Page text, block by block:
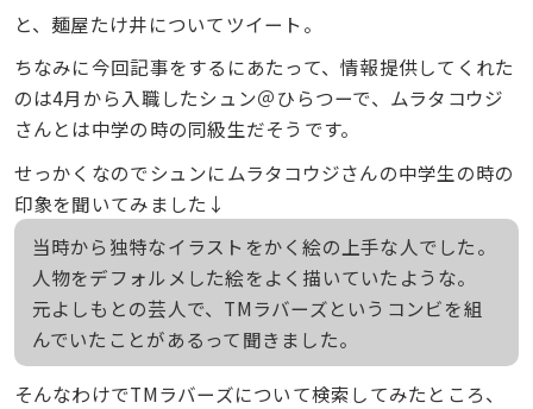
と、麺屋たけ井についてツイート。
ちなみに今回記事をするにあたって、情報提供してくれた
のは4月から入職したシュン＠ひらつーで、ムラタコウジ
さんとは中学の時の同級生だそうです。
せっかくなのでシュンにムラタコウジさんの中学生の時の
印象を聞いてみました↓
当時から独特なイラストをかく絵の上手な人でした。
人物をデフォルメした絵をよく描いていたような。
元よしもとの芸人で、TMラバーズというコンビを組
んでいたことがあるって聞きました。
そんなわけでTMラバーズについて検索してみたところ、